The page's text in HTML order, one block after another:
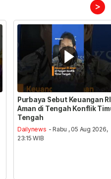
>
Purbaya Sebut Keuangan RI
Aman di Tengah Konflik
Tengah
Dailynews - Rabu , 05 Aug 2026,
23:15 WIB